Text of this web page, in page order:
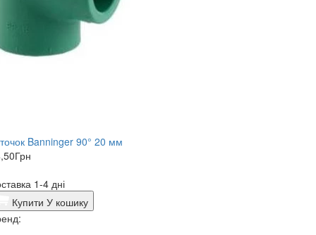
Banninger 90° 20 мм
Грн
1-4 дні
Купити У кошику